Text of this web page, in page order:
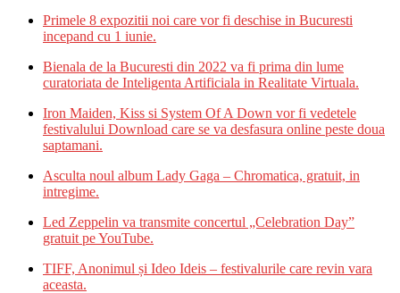
Primele 8 expozitii noi care vor fi deschise in Bucuresti
incepand cu 1 iunie.
Bienala de la Bucuresti din 2022 va fi prima din lume
curatoriata de Inteligenta Artificiala in Realitate Virtuala.
Iron Maiden, Kiss si System Of A Down vor fi vedetele
festivalului Download care se va desfasura online peste doua
saptamani.
Asculta noul album Lady Gaga – Chromatica, gratuit, in
intregime.
Led Zeppelin va transmite concertul „Celebration Day”
gratuit pe YouTube.
TIFF, Anonimul și Ideo Ideis – festivalurile care revin vara
aceasta.